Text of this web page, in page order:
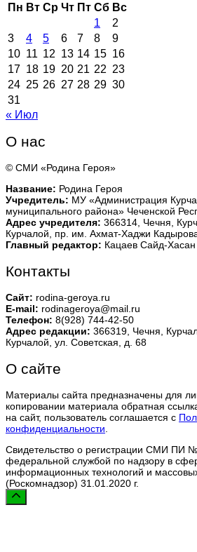
Пн Вт Ср Чт Пт Сб Вс
1
2
3
4 5 6 7 8
9
10 11 12 13 14 15 16
17 18 19 20 21 22 23
24 25 26 27 28 29 30
31
« Июл
О нас
© СМИ «Родина Героя»
Название: Родина Героя
Учредитель: МУ «Администрация
муниципального района» Чеченской
Адрес учредителя: 366314, Чечня,
Курчалой, пр. им. Ахмат-Хаджи
Главный редактор: Кацаев Сайд-Хасан
Контакты
Сайт: rodina-geroya.ru
E-mail: rodinageroya@mail.ru
Телефон: 8(928) 744-42-50
Адрес редакции: 366319, Чечня,
Курчалой, ул. Советская, д. 68
О сайте
Материалы сайта предназначены для
копировании материала обратная
на сайт, пользователь соглашается с
конфиденциальности